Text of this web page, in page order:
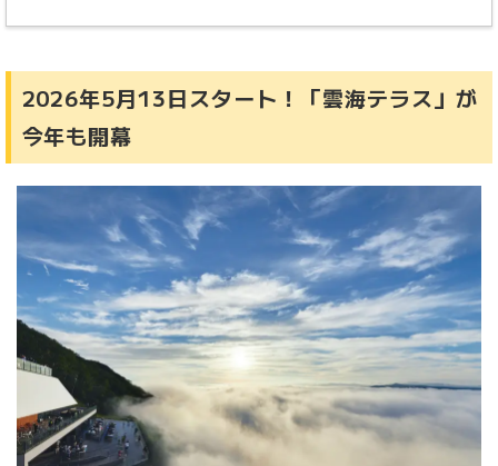
2026年5月13日スタート！「雲海テラス」が
今年も開幕